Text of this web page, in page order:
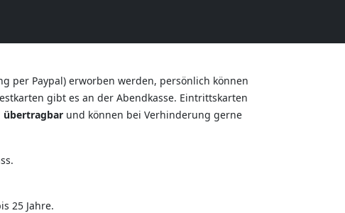
per Paypal) erworben werden, persönlich können
gibt es an der Abendkasse. Eintrittskarten
übertragbar und können bei Verhinderung gerne
25 Jahre.